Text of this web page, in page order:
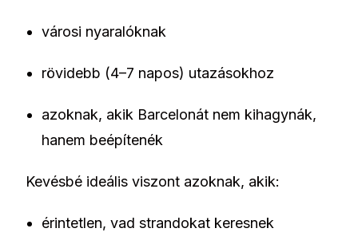
városi nyaralóknak
rövidebb (4–7 napos) utazásokhoz
azoknak, akik Barcelonát nem kihagynák,
hanem beépítenék
Kevésbé ideális viszont azoknak, akik:
érintetlen, vad strandokat keresnek